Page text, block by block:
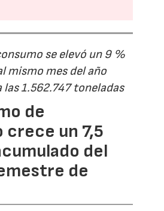
se elevó un 9 %
mismo mes del año
1.562.747 toneladas
de
un 7,5
del
de